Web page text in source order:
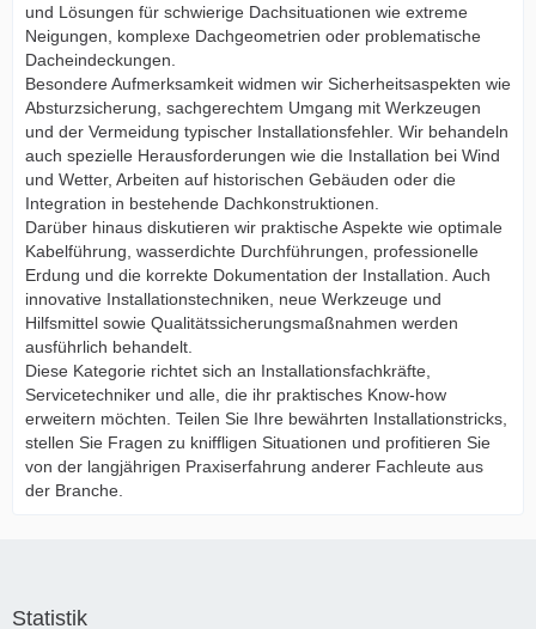
und Lösungen für schwierige Dachsituationen wie extreme
Neigungen, komplexe Dachgeometrien oder problematische
Dacheindeckungen.
Besondere Aufmerksamkeit widmen wir Sicherheitsaspekten wie
Absturzsicherung, sachgerechtem Umgang mit Werkzeugen
und der Vermeidung typischer Installationsfehler. Wir behandeln
auch spezielle Herausforderungen wie die Installation bei Wind
und Wetter, Arbeiten auf historischen Gebäuden oder die
Integration in bestehende Dachkonstruktionen.
Darüber hinaus diskutieren wir praktische Aspekte wie optimale
Kabelführung, wasserdichte Durchführungen, professionelle
Erdung und die korrekte Dokumentation der Installation. Auch
innovative Installationstechniken, neue Werkzeuge und
Hilfsmittel sowie Qualitätssicherungsmaßnahmen werden
ausführlich behandelt.
Diese Kategorie richtet sich an Installationsfachkräfte,
Servicetechniker und alle, die ihr praktisches Know-how
erweitern möchten. Teilen Sie Ihre bewährten Installationstricks,
stellen Sie Fragen zu kniffligen Situationen und profitieren Sie
von der langjährigen Praxiserfahrung anderer Fachleute aus
der Branche.
Statistik